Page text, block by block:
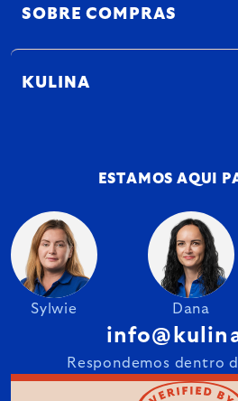
SOBRE COMPRAS
KULINA
ESTAMOS AQUI
Sylwie Dana
Respondemos dentro